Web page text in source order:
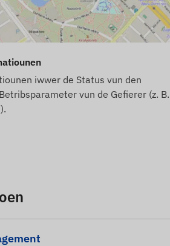
notze wëllt, kaaft wgl. och en
vun den Apparater an d'Biller
oder fehlerfräi sinn. Den
vum Produkt ouni Viravis ze änneren
iwwer de Status vun den
vun de Gefierer (z. B.